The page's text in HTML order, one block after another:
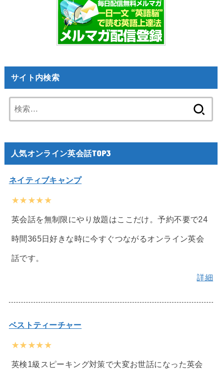
サイト内検索
索:
人気オンライン英会話TOP3
ネイティブキャンプ
★★★★★
英会話を無制限にやり放題はここだけ。予約不要で24
時間365日好きな時に今すぐつながるオンライン英会
話です。
詳細
ベストティーチャー
★★★★★
英検1級スピーキング対策で大変お世話になった英会